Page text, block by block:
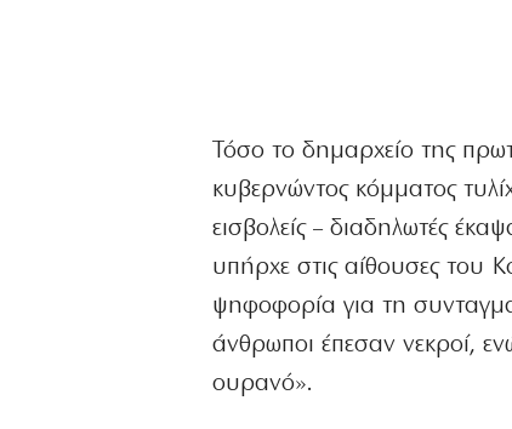
Τόσο το δημαρχείο της
κυβερνώντος κόμματος
εισβολείς – διαδηλωτές
υπήρχε στις αίθουσες του
ψηφοφορία για τη
άνθρωποι έπεσαν νεκροί,
ουρανό».